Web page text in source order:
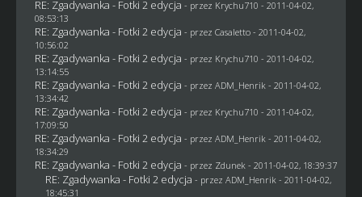
RE: Zgadywanka - Fotki 2 edycja - przez Krychu710 - 2011-04-02,
08:53:13
RE: Zgadywanka - Fotki 2 edycja - przez Casaletto- 2011-04-02,
10:56:02
RE: Zgadywanka - Fotki 2 edycja - przez Krychu710 - 2011-04-02,
13:14:55
RE: Zgadywanka - Fotki 2 edycja - przez ADM_Henrik - 2011-04-02,
13:34:42
RE: Zgadywanka - Fotki 2 edycja - przez Krychu710 - 2011-04-02,
17:09:50
RE: Zgadywanka - Fotki 2 edycja - przez ADM_Henrik - 2011-04-02,
18:34:29
RE: Zgadywanka - Fotki 2 edycja - przez Zdunek - 2011-04-02, 18:39:37
RE: Zgadywanka - Fotki 2 edycja - przez ADM_Henrik - 2011-04-02,
18:45:31